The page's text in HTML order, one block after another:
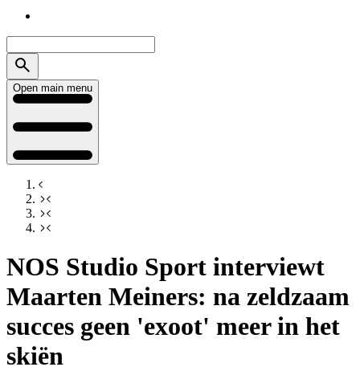
Open main menu
NOS Studio Sport interviewt
Maarten Meiners: na zeldzaam
succes geen 'exoot' meer in het
skiën